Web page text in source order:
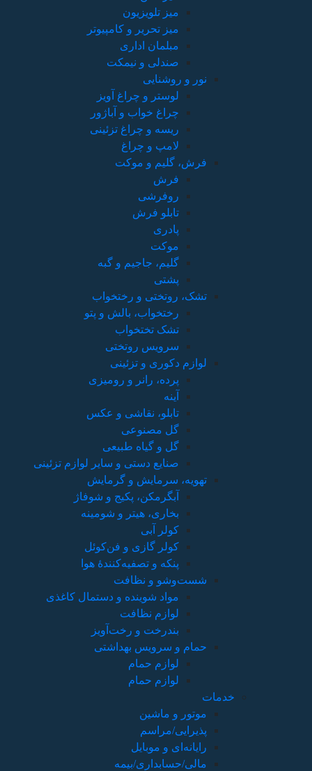
میز تلویزیون
میز تحریر و کامپیوتر
مبلمان اداری
صندلی و نیمکت
نور و روشنایی
لوستر و چراغ آویز
چراغ خواب و آباژور
ریسه و چراغ تزئینی
لامپ و چراغ
فرش، گلیم و موکت
فرش
روفرشی
تابلو فرش
پادری
موکت
گلیم، جاجیم و گبه
پشتی
تشک، روتختی و رختخواب
رختخواب، بالش و پتو
تشک تختخواب
سرویس روتختی
لوازم دکوری و تزئینی
پرده، رانر و رومیزی
آینه
تابلو، نقاشی و عکس
گل مصنوعی
گل و گیاه طبیعی
صنایع دستی و سایر لوازم تزئینی
تهویه، سرمایش و گرمایش
آبگرمکن، پکیج و شوفاژ
بخاری، هیتر و شومینه
کولر آبی
کولر گازی و فن‌کوئل
پنکه و تصفیه‌کنندهٔ هوا
شست‌وشو و نظافت
مواد شوینده و دستمال کاغذی
لوازم نظافت
بندرخت و رخت‌آویز
حمام و سرویس بهداشتی
لوازم حمام
لوازم حمام
خدمات
موتور و ماشین
پذیرایی/مراسم
رایانه‌ای و موبایل
مالی/حسابداری/بیمه